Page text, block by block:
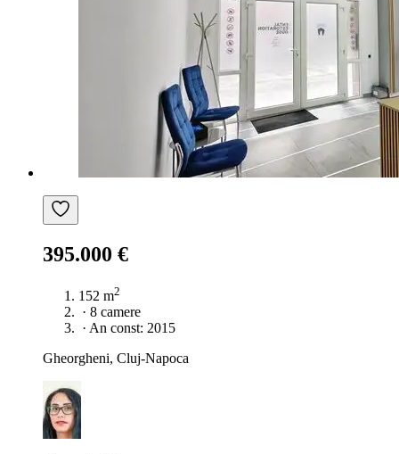
395.000 €
152 m2
· 8 camere
· An const: 2015
Gheorgheni, Cluj-Napoca